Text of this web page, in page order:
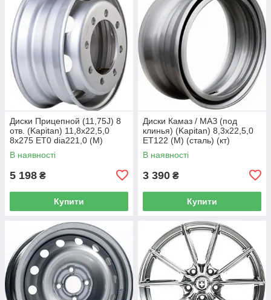
Диски Прицепной (11,75J) 8
отв. (Kapitan) 11,8x22,5,0
8x275 ET0 dia221,0 (M)
(сталь) (кт)
В наявності
5 198 ₴
Купити
Диски Камаз / МАЗ (под
клинья) (Kapitan) 8,3x22,5,0
ET122 (M) (сталь) (кт)
В наявності
3 390 ₴
Купити